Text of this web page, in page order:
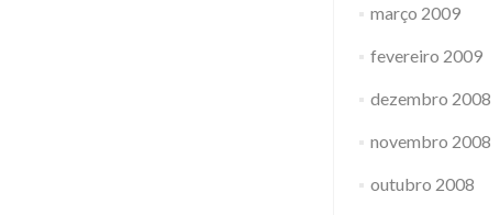
março 2009
fevereiro 2009
dezembro 2008
novembro 2008
outubro 2008